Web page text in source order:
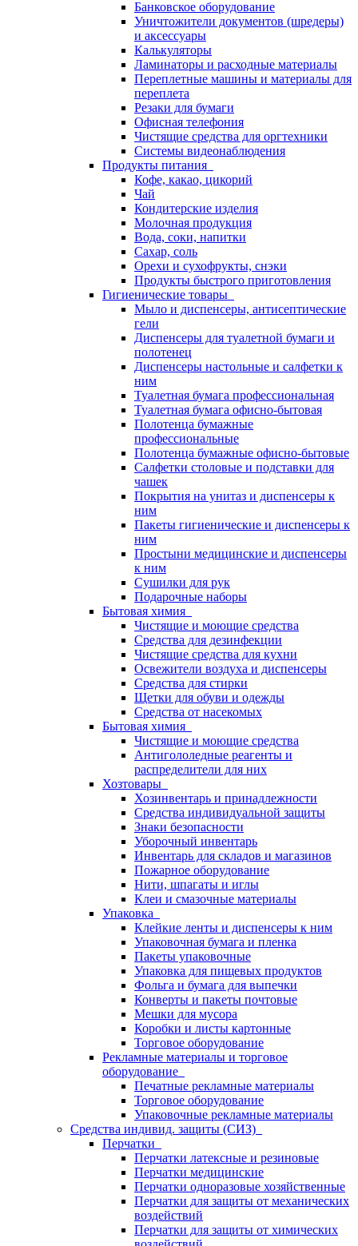
Банковское оборудование
Уничтожители документов (шредеры)
и аксессуары
Калькуляторы
Ламинаторы и расходные материалы
Переплетные машины и материалы для
переплета
Резаки для бумаги
Офисная телефония
Чистящие средства для оргтехники
Системы видеонаблюдения
Продукты питания
Кофе, какао, цикорий
Чай
Кондитерские изделия
Молочная продукция
Вода, соки, напитки
Сахар, соль
Орехи и сухофрукты, снэки
Продукты быстрого приготовления
Гигиенические товары
Мыло и диспенсеры, антисептические
гели
Диспенсеры для туалетной бумаги и
полотенец
Диспенсеры настольные и салфетки к
ним
Туалетная бумага профессиональная
Туалетная бумага офисно-бытовая
Полотенца бумажные
профессиональные
Полотенца бумажные офисно-бытовые
Салфетки столовые и подставки для
чашек
Покрытия на унитаз и диспенсеры к
ним
Пакеты гигиенические и диспенсеры к
ним
Простыни медицинские и диспенсеры
к ним
Сушилки для рук
Подарочные наборы
Бытовая химия
Чистящие и моющие средства
Средства для дезинфекции
Чистящие средства для кухни
Освежители воздуха и диспенсеры
Средства для стирки
Щетки для обуви и одежды
Средства от насекомых
Бытовая химия
Чистящие и моющие средства
Антигололедные реагенты и
распределители для них
Хозтовары
Хозинвентарь и принадлежности
Средства индивидуальной защиты
Знаки безопасности
Уборочный инвентарь
Инвентарь для складов и магазинов
Пожарное оборудование
Нити, шпагаты и иглы
Клеи и смазочные материалы
Упаковка
Клейкие ленты и диспенсеры к ним
Упаковочная бумага и пленка
Пакеты упаковочные
Упаковка для пищевых продуктов
Фольга и бумага для выпечки
Конверты и пакеты почтовые
Мешки для мусора
Коробки и листы картонные
Торговое оборудование
Рекламные материалы и торговое
оборудование
Печатные рекламные материалы
Торговое оборудование
Упаковочные рекламные материалы
Средства индивид. защиты (СИЗ)
Перчатки
Перчатки латексные и резиновые
Перчатки медицинские
Перчатки одноразовые хозяйственные
Перчатки для защиты от механических
воздействий
Перчатки для защиты от химических